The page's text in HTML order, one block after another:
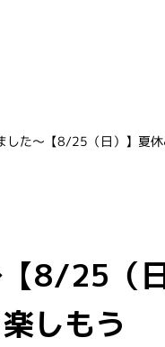
した～【8/25（日）】夏
8/25（
しもう